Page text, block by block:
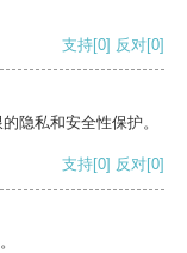
支持[0] 反对[0]
隐私和安全性保护。
支持[0] 反对[0]